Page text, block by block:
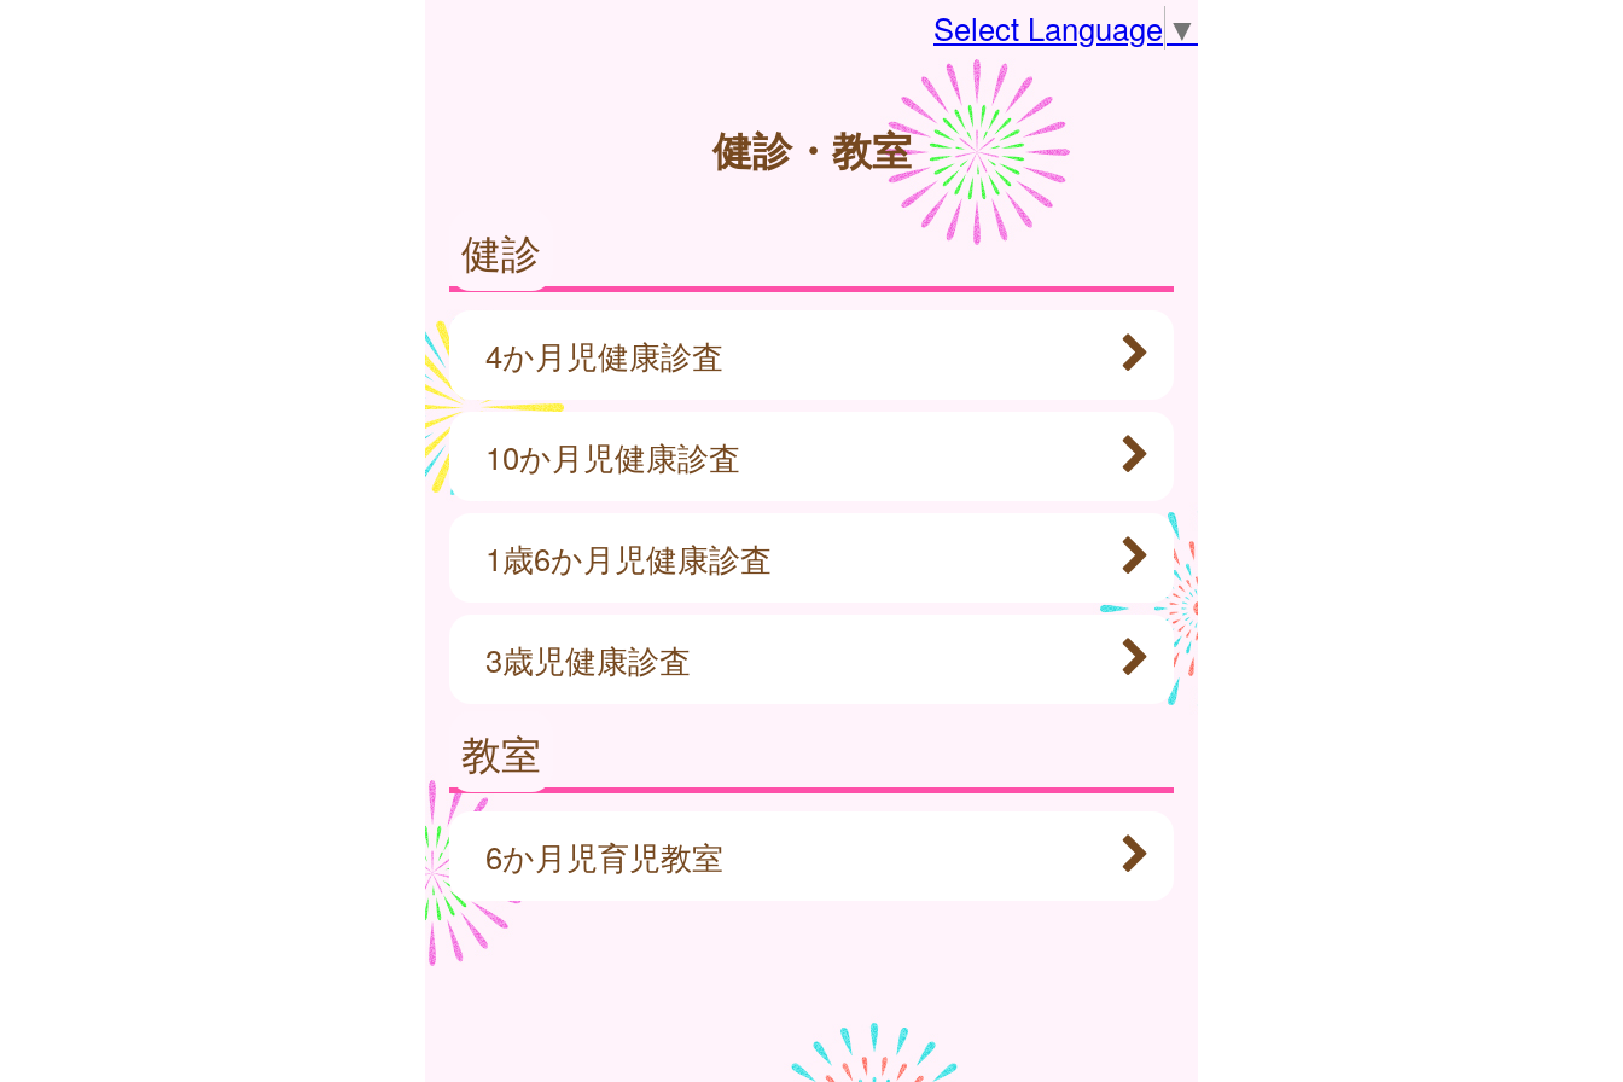
Select Language ▼
健診・教室
健診
4か月児健康診査
10か月児健康診査
1歳6か月児健康診査
3歳児健康診査
教室
6か月児育児教室